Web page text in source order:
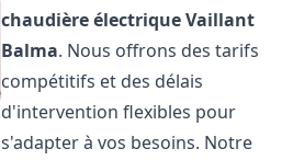
chaudière électrique Vaillant
Balma. Nous offrons des tarifs
compétitifs et des délais
d'intervention flexibles pour
s'adapter à vos besoins. Notre